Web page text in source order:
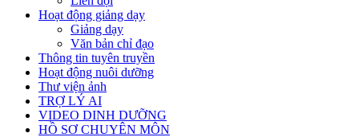
Hoạt động giảng dạy
Giảng dạy
Văn bản chỉ đạo
Thông tin tuyên truyền
Hoạt động nuôi dưỡng
Thư viện ảnh
TRỢ LÝ AI
VIDEO DINH DƯỠNG
HỒ SƠ CHUYÊN MÔN